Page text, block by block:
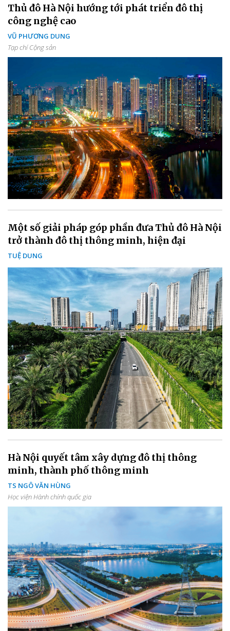
Thủ đô Hà Nội hướng tới phát triển đô thị
công nghệ cao
VŨ PHƯƠNG DUNG
Tạp chí Cộng sản
Một số giải pháp góp phần đưa Thủ đô Hà Nội
trở thành đô thị thông minh, hiện đại
TUỆ DUNG
Hà Nội quyết tâm xây dựng đô thị thông
minh, thành phố thông minh
TS NGÔ VĂN HÙNG
Học viện Hành chính quốc gia